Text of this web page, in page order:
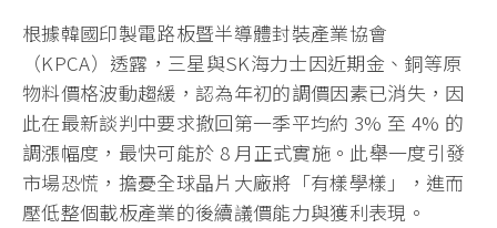
根據韓國印製電路板暨半導體封裝產業協會
（KPCA）透露，三星與SK海力士因近期金、銅等原
物料價格波動趨緩，認為年初的調價因素已消失，因
此在最新談判中要求撤回第一季平均約 3% 至 4% 的
調漲幅度，最快可能於 8 月正式實施。此舉一度引發
市場恐慌，擔憂全球晶片大廠將「有樣學樣」，進而
壓低整個載板產業的後續議價能力與獲利表現。